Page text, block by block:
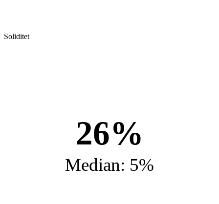
Soliditet
26%
Median: 5%